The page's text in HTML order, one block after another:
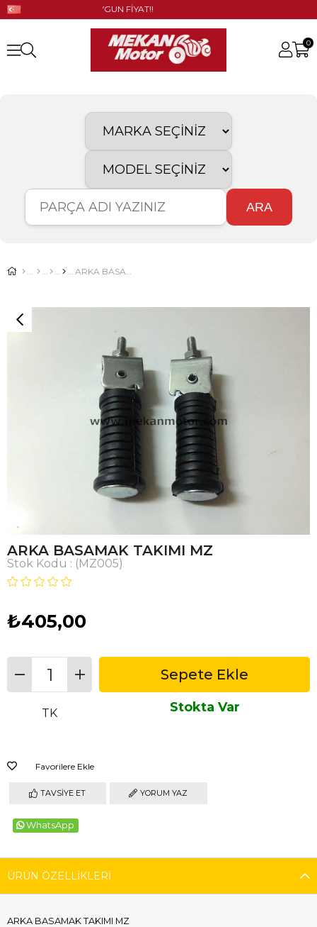
GÜNCEL STOK!! UYGUN FİYAT!!
0
ARA
ARKA BASAMAK TAKIMI MZ
ARKA BASAMAK TAKIMI MZ
Stok Kodu (MZ005)
₺405,00
TK Stokta Var
Favorilere Ekle
TAVSIYE ET YORUM YAZ
WhatsApp
ÜRÜN ÖZELLIKLERI
ARKA BASAMAK TAKIMI MZ